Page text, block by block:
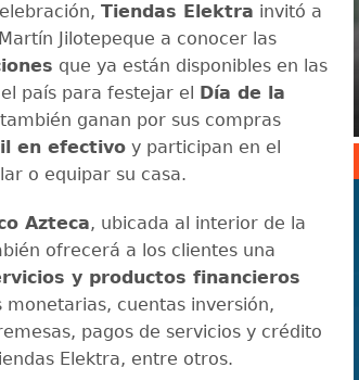
Tiendas Elektra invitó a
Jilotepeque a conocer las
que ya están disponibles en las
país para festejar el Día de la
ganan por sus compras
en efectivo y participan en el
o equipar su casa.
Azteca, ubicada al interior de la
ofrecerá a los clientes una
y productos financieros
cuentas inversión,
pagos de servicios y crédito
Elektra, entre otros.